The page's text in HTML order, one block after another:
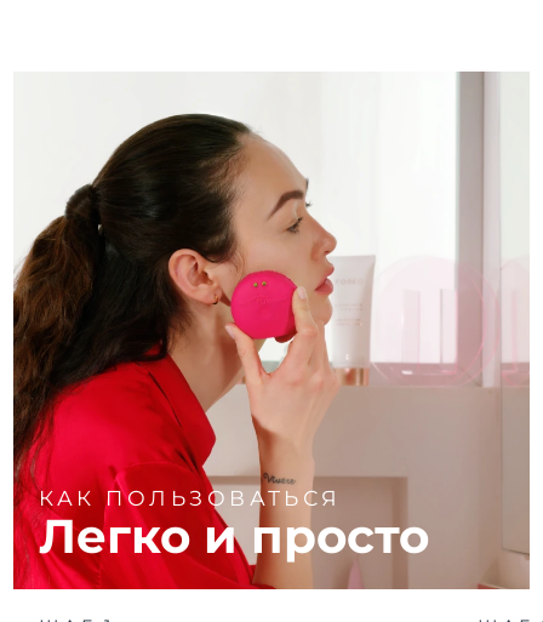
КАК ПОЛЬЗОВАТЬСЯ
Легко и просто